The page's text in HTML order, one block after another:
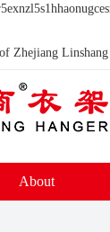
Zhejiang
About